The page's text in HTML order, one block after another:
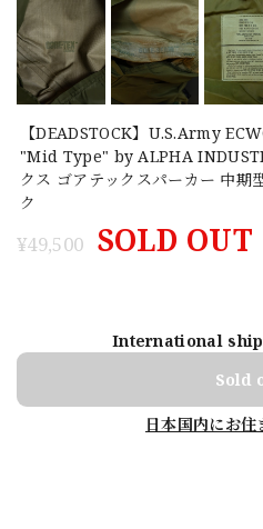
【DEADSTOCK】U.S.Army
"Mid Type" by ALPHA
クス ゴアテックスパーカー 中期
ク
¥49,500 SOLD OUT
International
Sold
日本国内にお住